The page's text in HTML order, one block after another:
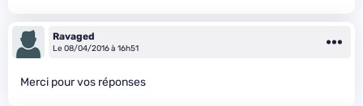
Ravaged
Le 08/04/2016 à 16h51
Merci pour vos réponses